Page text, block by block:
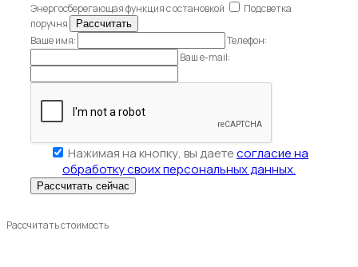
Энергосберегающая функция с остановкой
Подсветка
поручня
Ваше имя:
Телефон:
Ваш e-mail:
Нажимая на кнопку, вы даетесогласие на
обработку своих персональных данных.
Рассчитать стоимость